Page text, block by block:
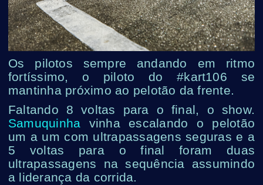
Os pilotos sempre andando em ritmo
fortíssimo, o piloto do #kart106 se
mantinha próximo ao pelotão da frente.
Faltando 8 voltas para o final, o show.
Samuquinha vinha escalando o pelotão
um a um com ultrapassagens seguras e a
5 voltas para o final foram duas
ultrapassagens na sequência assumindo
a liderança da corrida.